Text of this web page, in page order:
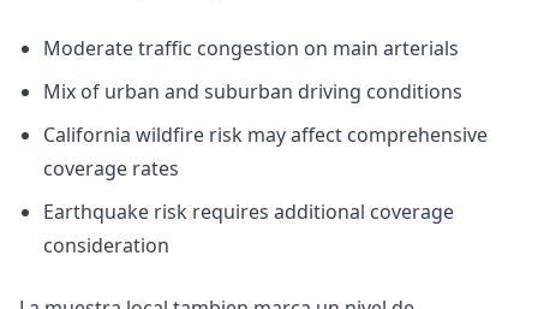
Moderate traffic congestion on main arterials
Mix of urban and suburban driving conditions
California wildfire risk may affect comprehensive
coverage rates
Earthquake risk requires additional coverage
consideration